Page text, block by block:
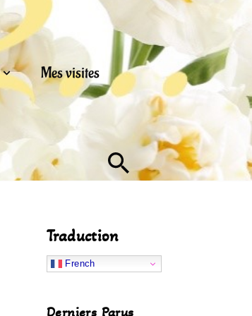
Mes visites
Traduction
French
Derniers Parus